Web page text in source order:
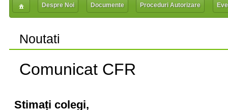
Despre Noi Documente Proceduri Autorizare
Noutati
Comunicat CFR
Stimați colegi,